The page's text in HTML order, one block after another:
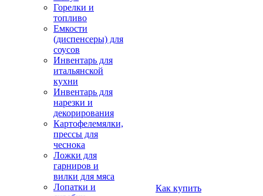
Горелки и
топливо
Емкости
(диспенсеры) для
соусов
Инвентарь для
итальянской
кухни
Инвентарь для
нарезки и
декорирования
Картофелемялки,
прессы для
чеснока
Ложки для
гарниров и
вилки для мяса
Лопатки и
Как купить